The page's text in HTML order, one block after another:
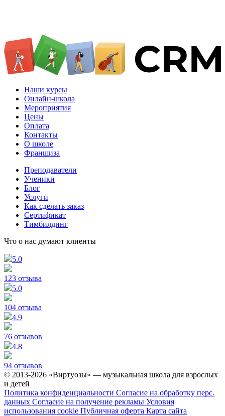
Наши курсы
Онлайн-школа
Мероприятия
Цены
Оплата
Контакты
О школе
Франшиза
Преподаватели
Ученики
Блог
Услуги
Как сделать заказ
Сертификат
Тимбилдинг
Что о нас думают клиенты
5.0
123 отзыва
5.0
104 отзыва
4.9
76 отзывов
4.8
94 отзывов
© 2013-2026 «Виртуозы» — музыкальная школа для взрослых
и детей
Политика конфиденциальности Согласие на обработку перс.
данных Согласие на получение рекламы Условия
использования cookie Публичная оферта Карта сайта